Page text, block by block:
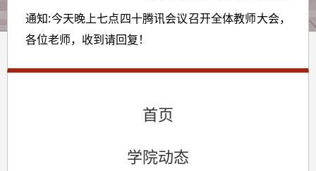
首页
学院动态
通知:今天晚上七点四十腾讯会议召开全体教师大会，
各位老师，收到请回复！